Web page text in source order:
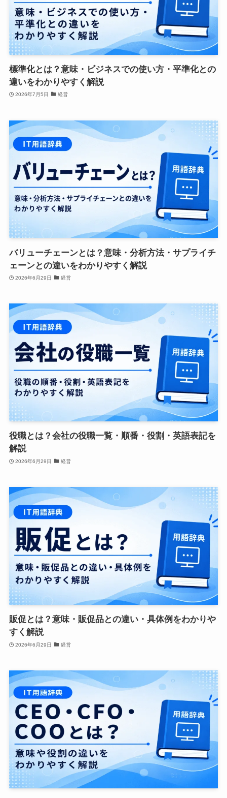
標準化とは？意味・ビジネスでの使い方・平準化との
違いをわかりやすく解説
2026年7月5日 経営
バリューチェーンとは？意味・分析方法・サプライチ
ェーンとの違いをわかりやすく解説
2026年6月29日 経営
役職とは？会社の役職一覧・順番・役割・英語表記を
解説
2026年6月29日 経営
販促とは？意味・販促品との違い・具体例をわかりや
すく解説
2026年6月29日 経営